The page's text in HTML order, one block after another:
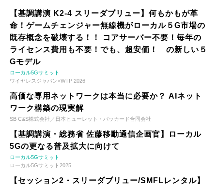
【基調講演 K2-4 スリーダブリュー】何もかもが革
命！ゲームチェンジャー無線機がローカル５G市場の
既存概念を破壊する！！ コアサーバー不要！毎年の
ライセンス費用も不要！でも、超安価！ の新しい５
Gモデル
ローカル5Gサミット
ワイヤレスジャパン×WTP 2026
高価な専用ネットワークは本当に必要か？ AIネット
ワーク構築の現実解
SB C&S株式会社／日本ヒューレット・パッカード合同会社
【基調講演・総務省 佐藤移動通信企画官】ローカル
5Gの更なる普及拡大に向けて
ローカル5Gサミット
ローカル5Gサミット2025
【セッション2・スリーダブリュー/SMFLレンタル】